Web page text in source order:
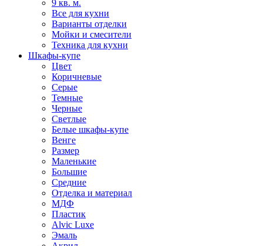
9 кв. м.
Все для кухни
Варианты отделки
Мойки и смесители
Техника для кухни
Шкафы-купе
Цвет
Коричневые
Серые
Темные
Черные
Светлые
Белые шкафы-купе
Венге
Размер
Маленькие
Большие
Средние
Отделка и материал
МДФ
Пластик
Alvic Luxe
Эмаль